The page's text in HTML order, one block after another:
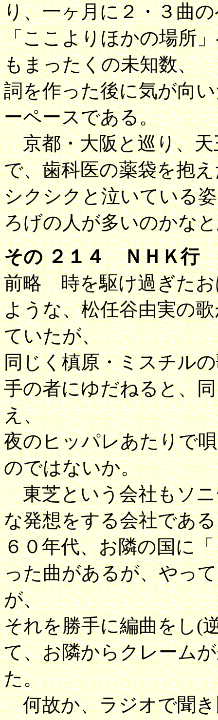
り、一ヶ月に２・３曲
「ここよりほかの場所
もまったくの未知数、
詞を作った後に気が向
ーペースである。
京都・大阪と巡り、天
で、歯科医の薬袋を抱
シクシクと泣いている
ろげの人が多いのかな
その ２１４ ＮＨＫ行
前略 時を駆け過ぎたお
ような、松任谷由実の
ていたが、
同じく槙原・ミスチル
手の者にゆだねると、
え、
夜のヒッパレあたりで
のではないか。
東芝という会社もソニ
な発想をする会社であ
６０年代、お隣の国に
った曲があるが、やっ
が、
それを勝手に編曲をし(
て、お隣からクレーム
た。
何故か、ラジオで聞き